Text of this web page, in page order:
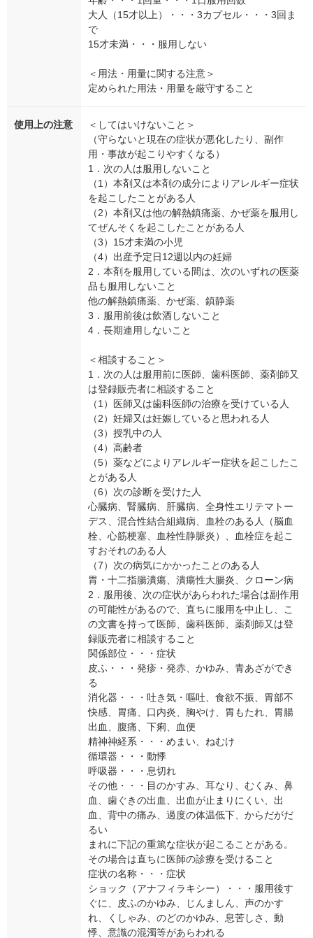
大人（15才以上）・・・3カプセル・・・3回ま
で
15才未満・・・服用しない
＜用法・用量に関する注意＞
定められた用法・用量を厳守すること
使用上の注意
＜してはいけないこと＞
（守らないと現在の症状が悪化したり、副作
用・事故が起こりやすくなる）
1．次の人は服用しないこと
（1）本剤又は本剤の成分によりアレルギー症状
を起こしたことがある人
（2）本剤又は他の解熱鎮痛薬、かぜ薬を服用し
てぜんそくを起こしたことがある人
（3）15才未満の小児
（4）出産予定日12週以内の妊婦
2．本剤を服用している間は、次のいずれの医薬
品も服用しないこと
他の解熱鎮痛薬、かぜ薬、鎮静薬
3．服用前後は飲酒しないこと
4．長期連用しないこと
＜相談すること＞
1．次の人は服用前に医師、歯科医師、薬剤師又
は登録販売者に相談すること
（1）医師又は歯科医師の治療を受けている人
（2）妊婦又は妊娠していると思われる人
（3）授乳中の人
（4）高齢者
（5）薬などによりアレルギー症状を起こしたこ
とがある人
（6）次の診断を受けた人
心臓病、腎臓病、肝臓病、全身性エリテマトー
デス、混合性結合組織病、血栓のある人（脳血
栓、心筋梗塞、血栓性静脈炎）、血栓症を起こ
すおそれのある人
（7）次の病気にかかったことのある人
胃・十二指腸潰瘍、潰瘍性大腸炎、クローン病
2．服用後、次の症状があらわれた場合は副作用
の可能性があるので、直ちに服用を中止し、こ
の文書を持って医師、歯科医師、薬剤師又は登
録販売者に相談すること
関係部位・・・症状
皮ふ・・・発疹・発赤、かゆみ、青あざができ
る
消化器・・・吐き気・嘔吐、食欲不振、胃部不
快感、胃痛、口内炎、胸やけ、胃もたれ、胃腸
出血、腹痛、下痢、血便
精神神経系・・・めまい、ねむけ
循環器・・・動悸
呼吸器・・・息切れ
その他・・・目のかすみ、耳なり、むくみ、鼻
血、歯ぐきの出血、出血が止まりにくい、出
血、背中の痛み、過度の体温低下、からだがだ
るい
まれに下記の重篤な症状が起こることがある。
その場合は直ちに医師の診療を受けること
症状の名称・・・症状
ショック（アナフィラキシー）・・・服用後す
ぐに、皮ふのかゆみ、じんましん、声のかす
れ、くしゃみ、のどのかゆみ、息苦しさ、動
悸、意識の混濁等があらわれる